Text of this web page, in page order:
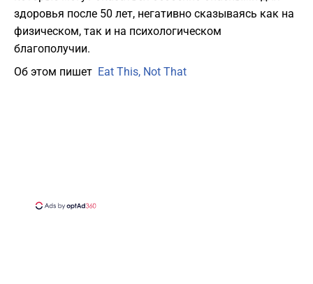
здоровья после 50 лет, негативно сказываясь как на
физическом, так и на психологическом
благополучии.
Об этом пишет Eat This, Not That